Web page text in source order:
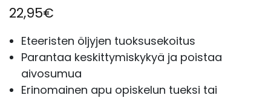
22,95€
Eteeristen öljyjen tuoksusekoitus
Parantaa keskittymiskykyä ja poistaa
aivosumua
Erinomainen apu opiskelun tueksi tai